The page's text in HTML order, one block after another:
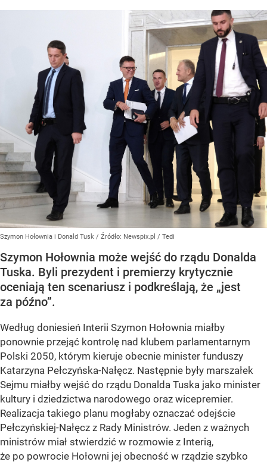
Szymon Hołownia i Donald Tusk / Źródło: Newspix.pl / Tedi
Szymon Hołownia może wejść do rządu Donalda
Tuska. Byli prezydent i premierzy krytycznie
oceniają ten scenariusz i podkreślają, że „jest
za późno”.
Według doniesień Interii Szymon Hołownia miałby
ponownie przejąć kontrolę nad klubem parlamentarnym
Polski 2050, którym kieruje obecnie minister funduszy
Katarzyna Pełczyńska-Nałęcz. Następnie były marszałek
Sejmu miałby wejść do rządu Donalda Tuska jako minister
kultury i dziedzictwa narodowego oraz wicepremier.
Realizacja takiego planu mogłaby oznaczać odejście
Pełczyńskiej-Nałęcz z Rady Ministrów. Jeden z ważnych
ministrów miał stwierdzić w rozmowie z Interią,
że po powrocie Hołowni jej obecność w rządzie szybko